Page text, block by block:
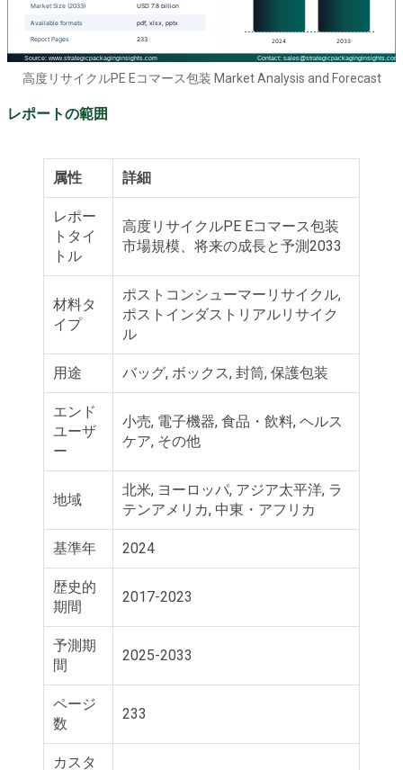
高度リサイクルPE Eコマース包装 Market Analysis and Forecast
レポートの範囲
属性 詳細
レポー
トタイ
トル
高度リサイクルPE Eコマース包装
市場規模、将来の成長と予測2033
材料タ
イプ
ポストコンシューマーリサイクル,
ポストインダストリアルリサイク
ル
用途 バッグ, ボックス, 封筒, 保護包装
エンド
ユーザ
ー
小売, 電子機器, 食品・飲料, ヘルス
ケア, その他
地域
北米, ヨーロッパ, アジア太平洋, ラ
テンアメリカ, 中東・アフリカ
基準年 2024
歴史的
期間
2017-2023
予測期
間
2025-2033
ページ
数
233
カスタ